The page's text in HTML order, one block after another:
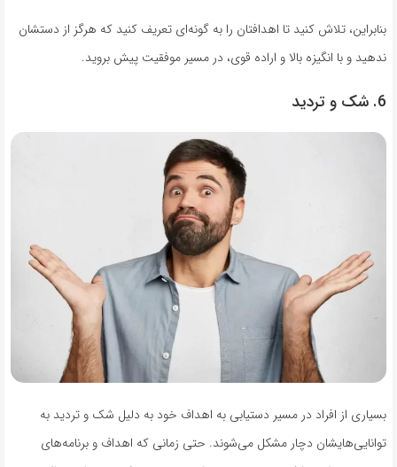
بنابراین، تلاش کنید تا اهدافتان را به گونه‌ای تعریف کنید که هرگز از دستشان
ندهید و با انگیزه بالا و اراده قوی، در مسیر موفقیت پیش بروید.
6. شک و تردید
بسیاری از افراد در مسیر دستیابی به اهداف خود به دلیل شک و تردید به
توانایی‌هایشان دچار مشکل می‌شوند. حتی زمانی که اهداف و برنامه‌های